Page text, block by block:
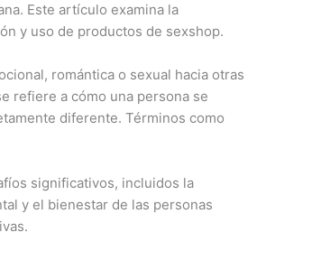
Este artículo examina la
y uso de productos de sexshop.
romántica o sexual hacia otras
refiere a cómo una persona se
diferente. Términos como
significativos, incluidos la
y el bienestar de las personas